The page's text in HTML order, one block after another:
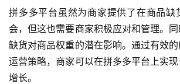
拼多多平台虽然为商家提供了在商品缺
会，但这也需要商家积极应对和管理。
缺货对商品权重的潜在影响。通过有效
运营策略，商家可以在拼多多平台上实
增长。